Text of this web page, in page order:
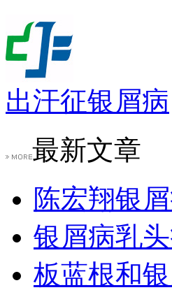
出汗征银屑病
最新文章
陈宏翔银
银屑病乳
板蓝根和